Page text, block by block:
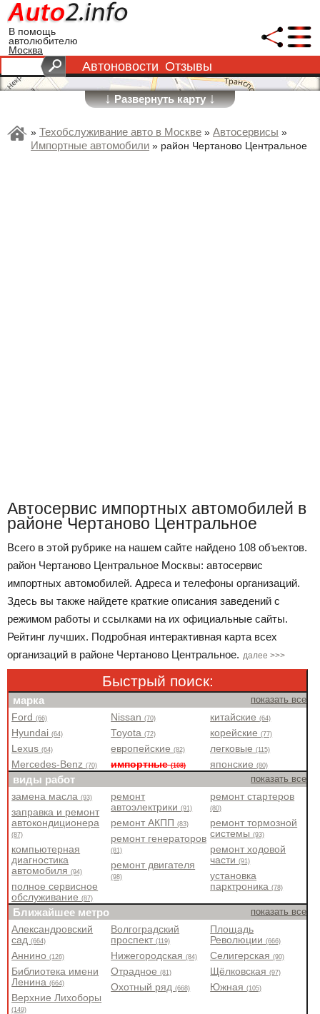
В помощь
автолюбителю
Москва
Автоновости Отзывы
↓Развернуть карту↓
» Техобслуживание авто в Москве » Автосервисы »
Импортные автомобили » район Чертаново Центральное
Автосервис импортных автомобилей в
районе Чертаново Центральное
Всего в этой рубрике на нашем сайте найдено 108 объектов.
район Чертаново Центральное Москвы: автосервис
импортных автомобилей. Адреса и телефоны организаций.
Здесь вы также найдете краткие описания заведений с
режимом работы и ссылками на их официальные сайты.
Рейтинг лучших. Подробная интерактивная карта всех
организаций в районе Чертаново Центральное. далее >>>
Быстрый поиск:
марка показать все
Ford(66)
Hyundai(64)
Lexus(64)
Mercedes-Benz(70)
Nissan(70)
Toyota(72)
европейские(82)
импортные(108)
китайские(64)
корейские(77)
легковые(115)
японские(80)
виды работ показать все
замена масла(93)
заправка и ремонт
автокондиционера
(87)
компьютерная
диагностика
автомобиля(94)
полное сервисное
обслуживание(87)
ремонт
автоэлектрики(91)
ремонт АКПП(83)
ремонт генераторов
(81)
ремонт двигателя
(98)
ремонт стартеров
(80)
ремонт тормозной
системы(93)
ремонт ходовой
части(91)
установка
парктроника(78)
Ближайшее метро показать все
Александровский
сад(664)
Аннино(126)
Библиотека имени
Ленина(664)
Верхние Лихоборы
(149)
Волгоградский
проспект(119)
Нижегородская(84)
Отрадное(81)
Охотный ряд(668)
Площадь
Революции(666)
Селигерская(90)
Щёлковская(97)
Южная(105)